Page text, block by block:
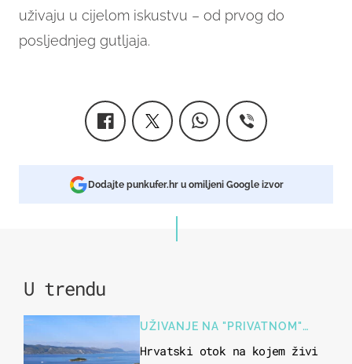
uživaju u cijelom iskustvu – od prvog do
posljednjeg gutljaja.
Dodajte punkufer.hr u omiljeni Google izvor
U trendu
UŽIVANJE NA "PRIVATNOM"
OTOKU
Hrvatski otok na kojem živi